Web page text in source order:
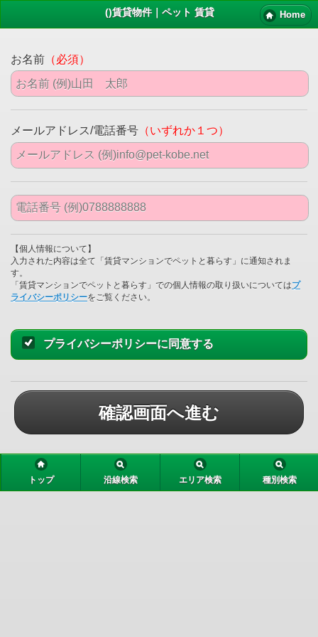
()賃貸物件｜ペット 賃貸 Home
お名前 （必須）
メールアドレス/電話番号 （いずれか１つ）
【個人情報について】
入力された内容は全て「賃貸マンションでペットと暮らす」に通知されま
す。
「賃貸マンションでペットと暮らす」での個人情報の取り扱いについてはプ
ライバシーポリシーをご覧ください。
プライバシーポリシーに同意する
確認画面へ進む
トップ 沿線検索 エリア検索 種別検索